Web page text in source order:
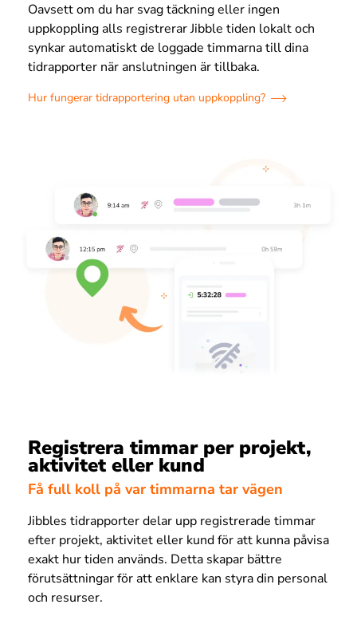
Oavsett om du har svag täckning eller ingen
uppkoppling alls registrerar Jibble tiden lokalt och
synkar automatiskt de loggade timmarna till dina
tidrapporter när anslutningen är tillbaka.
Hur fungerar tidrapportering utan uppkoppling?
Registrera timmar per projekt,
aktivitet eller kund
Få full koll på var timmarna tar vägen
Jibbles tidrapporter delar upp registrerade timmar
efter projekt, aktivitet eller kund för att kunna påvisa
exakt hur tiden används. Detta skapar bättre
förutsättningar för att enklare kan styra din personal
och resurser.